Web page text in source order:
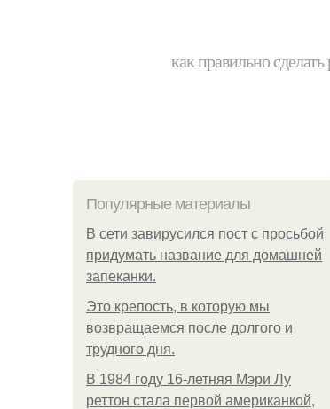
как правильно
Популярные материалы
В сети завирусился пост с просьбой
придумать название для домашней
запеканки.
Это крепость, в которую мы
возвращаемся после долгого и
трудного дня.
В 1984 году 16-летняя Мэри Лу
реттон стала первой американкой,